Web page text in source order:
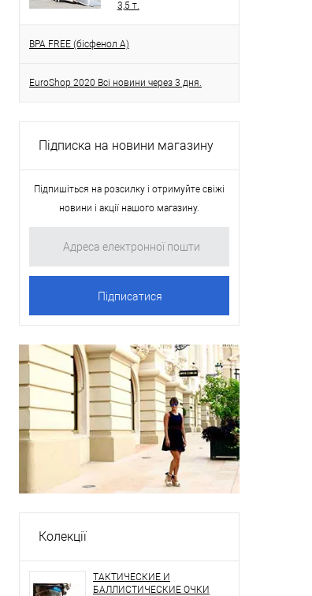
3,5 т.
BPA FREE (бісфенол A)
EuroShop 2020 Всі новини через 3 дня.
Підписка на новини магазину
Підпишіться на розсилку і отримуйте свіжі
новини і акції нашого магазину.
Колекції
ТАКТИЧЕСКИЕ И
БАЛЛИСТИЧЕСКИЕ ОЧКИ